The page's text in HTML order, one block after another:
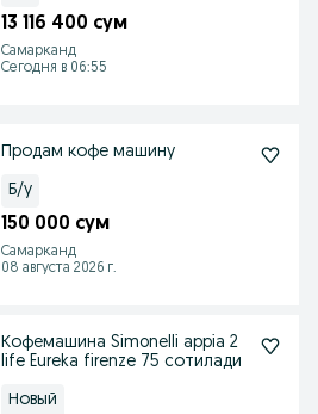
13 116 400 сум
Самарканд
Сегодня в 06:55
Продам кофе машину
Б/у
150 000 сум
Самарканд
08 августа 2026 г.
Кофемашина Simonelli appia 2
life Eureka firenze 75 сотилади
Новый